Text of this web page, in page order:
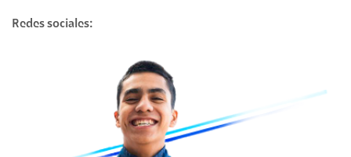
Redes sociales: